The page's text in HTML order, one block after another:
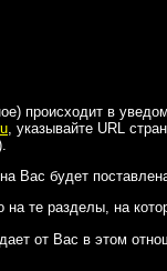
происходит в
, указывайте URL
Вас будет
те разделы, на
от Вас в этом